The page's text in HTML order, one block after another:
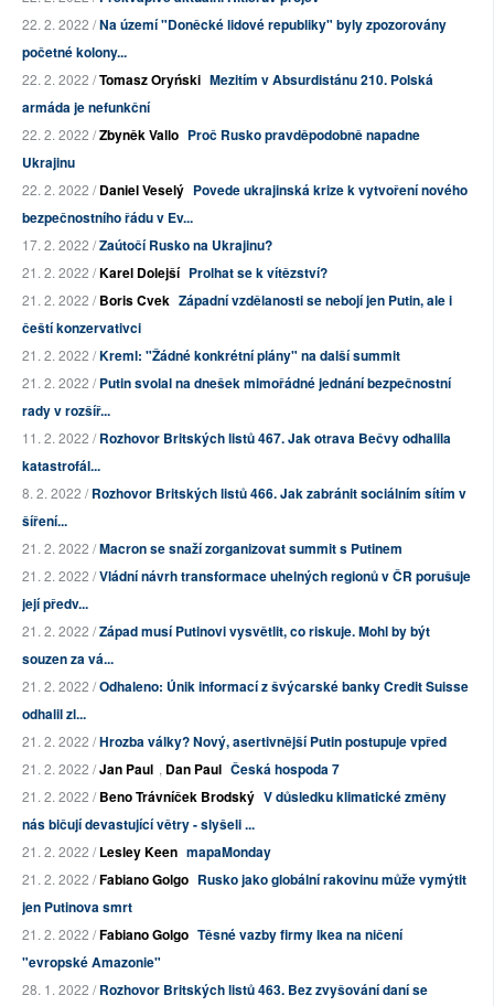
22. 2. 2022 /Na území "Doněcké lidové republiky" byly zpozorovány
početné kolony...
22. 2. 2022 /Tomasz Oryński Mezitím v Absurdistánu 210. Polská
armáda je nefunkční
22. 2. 2022 /Zbyněk Vallo Proč Rusko pravděpodobně napadne
Ukrajinu
22. 2. 2022 /Daniel Veselý Povede ukrajinská krize k vytvoření nového
bezpečnostního řádu v Ev...
17. 2. 2022 /Zaútočí Rusko na Ukrajinu?
21. 2. 2022 /Karel Dolejší Prolhat se k vítězství?
21. 2. 2022 /Boris Cvek Západní vzdělanosti se nebojí jen Putin, ale i
čeští konzervativci
21. 2. 2022 /Kreml: "Žádné konkrétní plány" na další summit
21. 2. 2022 /Putin svolal na dnešek mimořádné jednání bezpečnostní
rady v rozšíř...
11. 2. 2022 /Rozhovor Britských listů 467. Jak otrava Bečvy odhalila
katastrofál...
8. 2. 2022 /Rozhovor Britských listů 466. Jak zabránit sociálním sítím v
šíření...
21. 2. 2022 /Macron se snaží zorganizovat summit s Putinem
21. 2. 2022 /Vládní návrh transformace uhelných regionů v ČR porušuje
její předv...
21. 2. 2022 /Západ musí Putinovi vysvětlit, co riskuje. Mohl by být
souzen za vá...
21. 2. 2022 /Odhaleno: Únik informací z švýcarské banky Credit Suisse
odhalil zl...
21. 2. 2022 /Hrozba války? Nový, asertivnější Putin postupuje vpřed
21. 2. 2022 /Jan Paul , Dan Paul Česká hospoda 7
21. 2. 2022 /Beno Trávníček Brodský V důsledku klimatické změny
nás bičují devastující větry - slyšeli ...
21. 2. 2022 /Lesley Keen mapaMonday
21. 2. 2022 /Fabiano Golgo Rusko jako globální rakovinu může vymýtit
jen Putinova smrt
21. 2. 2022 /Fabiano Golgo Těsné vazby firmy Ikea na ničení
"evropské Amazonie"
28. 1. 2022 /Rozhovor Britských listů 463. Bez zvyšování daní se